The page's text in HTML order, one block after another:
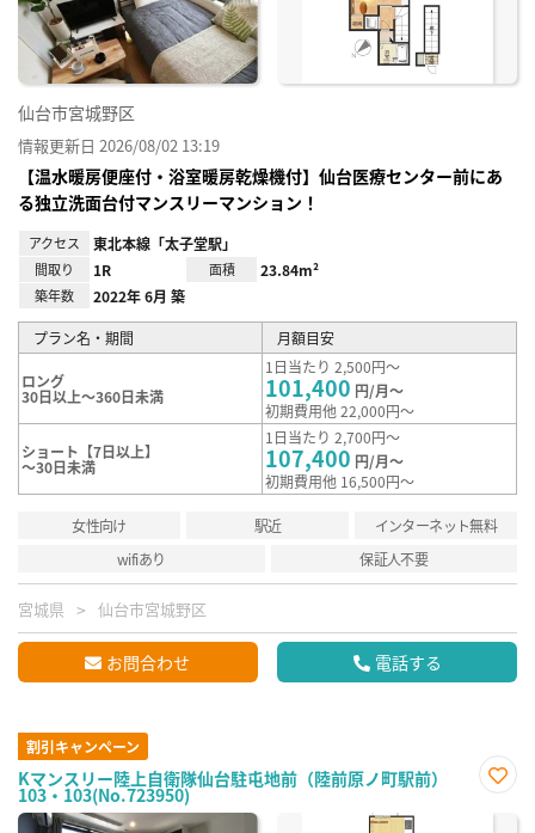
仙台市宮城野区
情報更新日 2026/08/02 13:19
【温水暖房便座付・浴室暖房乾燥機付】仙台医療センター前にあ
る独立洗面台付マンスリーマンション！
アクセス 東北本線「太子堂駅」
間取り 1R 面積 23.84m²
築年数 2022年 6月 築
プラン名・期間 月額目安
ロング
30日以上～360日未満
1日当たり 2,500円～
101,400 円/月～
初期費用他 22,000円～
ショート【7日以上】
～30日未満
1日当たり 2,700円～
107,400 円/月～
初期費用他 16,500円～
女性向け 駅近
インターネット無料
wifiあり
保証人不要
宮城県 仙台市宮城野区
お問合わせ 電話する
割引キャンペーン
Kマンスリー陸上自衛隊仙台駐屯地前（陸前原ノ町駅前）
103・103(No.723950)
に入